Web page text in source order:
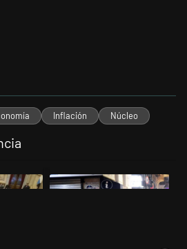
Inflación Núcleo
el título "El Senado dio media sanción
Un artículo de tendencia con el